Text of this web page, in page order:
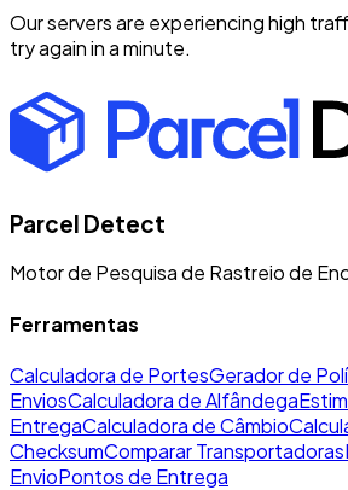
Our servers are experiencing high
try again in a minute.
Parcel Detect
Motor de Pesquisa de Rastreio de
Ferramentas
Calculadora de PortesGerador de
EnviosCalculadora de Alfândega
EntregaCalculadora de Câmbio
ChecksumComparar Transportadoras
EnvioPontos de Entrega